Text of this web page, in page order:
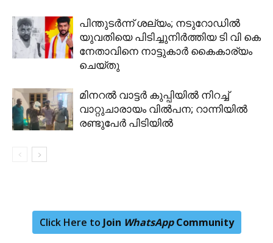
പിന്തുടര്‍ന്ന് ശല്യം; നടുറോഡില്‍
യുവതിയെ പിടിച്ചുനിര്‍ത്തിയ ടി വി കെ
നേതാവിനെ നാട്ടുകാര്‍ കൈകാര്യം
ചെയ്തു
മിനറല്‍ വാട്ടര്‍ കുപ്പിയിൽ നിറച്ച്
വാറ്റുചാരായം വില്‍പന; റാന്നിയിൽ
രണ്ടുപേര്‍ പിടിയില്‍
Click Here to Join WhatsAppCommunity